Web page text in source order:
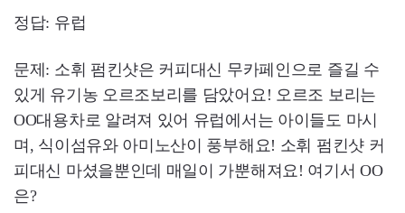
​정답: 유럽
​문제: 소휘 펌킨샷은 커피대신 무카페인으로 즐길 수
있게 유기농 오르조보리를 담았어요! 오르조 보리는
OO대용차로 알려져 있어 유럽에서는 아이들도 마시
며, 식이섬유와 아미노산이 풍부해요! 소휘 펌킨샷 커
피대신 마셨을뿐인데 매일이 가뿐해져요! 여기서 OO
은?